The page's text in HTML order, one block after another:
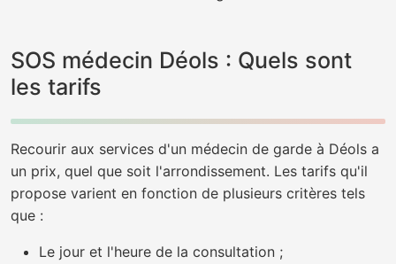
SOS médecin Déols : Quels sont
les tarifs
Recourir aux services d'un médecin de garde à Déols a
un prix, quel que soit l'arrondissement. Les tarifs qu'il
propose varient en fonction de plusieurs critères tels
que :
Le jour et l'heure de la consultation ;